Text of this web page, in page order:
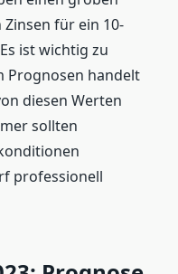
für ein 10-
ist wichtig zu
Prognosen handelt
diesen Werten
sollten
professionell